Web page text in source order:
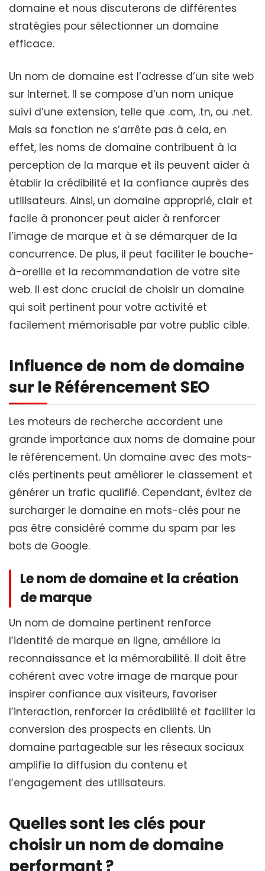
domaine et nous discuterons de différentes
stratégies pour sélectionner un domaine
efficace.
Un nom de domaine est l’adresse d’un site web
sur Internet. Il se compose d’un nom unique
suivi d’une extension, telle que .com, .tn, ou .net.
Mais sa fonction ne s’arrête pas à cela, en
effet, les noms de domaine contribuent à la
perception de la marque et ils peuvent aider à
établir la crédibilité et la confiance auprès des
utilisateurs. Ainsi, un domaine approprié, clair et
facile à prononcer peut aider à renforcer
l’image de marque et à se démarquer de la
concurrence. De plus, il peut faciliter le bouche-
à-oreille et la recommandation de votre site
web. Il est donc crucial de choisir un domaine
qui soit pertinent pour votre activité et
facilement mémorisable par votre public cible.
Influence de nom de domaine
sur le Référencement SEO
Les moteurs de recherche accordent une
grande importance aux noms de domaine pour
le référencement. Un domaine avec des mots-
clés pertinents peut améliorer le classement et
générer un trafic qualifié. Cependant, évitez de
surcharger le domaine en mots-clés pour ne
pas être considéré comme du spam par les
bots de Google.
Le nom de domaine et la création
de marque
Un nom de domaine pertinent renforce
l’identité de marque en ligne, améliore la
reconnaissance et la mémorabilité. Il doit être
cohérent avec votre image de marque pour
inspirer confiance aux visiteurs, favoriser
l’interaction, renforcer la crédibilité et faciliter la
conversion des prospects en clients. Un
domaine partageable sur les réseaux sociaux
amplifie la diffusion du contenu et
l’engagement des utilisateurs.
Quelles sont les clés pour
choisir un nom de domaine
performant ?